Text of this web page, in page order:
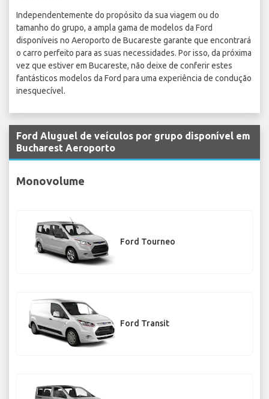
Independentemente do propósito da sua viagem ou do
tamanho do grupo, a ampla gama de modelos da Ford
disponíveis no Aeroporto de Bucareste garante que encontrará
o carro perfeito para as suas necessidades. Por isso, da próxima
vez que estiver em Bucareste, não deixe de conferir estes
fantásticos modelos da Ford para uma experiência de condução
inesquecível.
Ford Aluguel de veículos por grupo disponível em
Bucharest Aeroporto
Monovolume
Ford Tourneo
Ford Transit